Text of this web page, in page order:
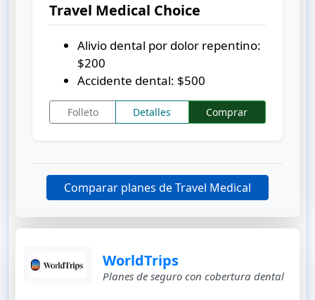
Travel Medical Choice
Alivio dental por dolor repentino:
$200
Accidente dental: $500
Folleto Detalles Comprar
Comparar planes de Travel Medical
WorldTrips
Planes de seguro con cobertura dental